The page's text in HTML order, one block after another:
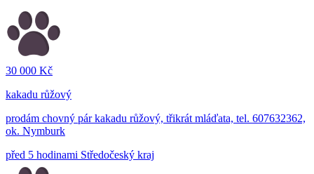
30 000 Kč
kakadu růžový
prodám chovný pár kakadu růžový, třikrát mláďata, tel. 607632362,
ok. Nymburk
před 5 hodinami Středočeský kraj